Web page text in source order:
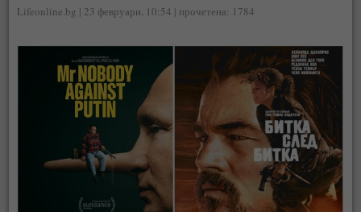
Lifeonline.bg | 23 февруари, 10:54 | прочетена: 1784